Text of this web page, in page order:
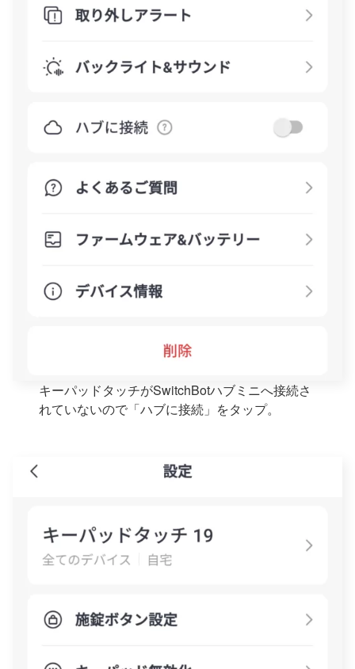
キーパッドタッチがSwitchBotハブミニへ接続さ
れていないので「ハブに接続」をタップ。